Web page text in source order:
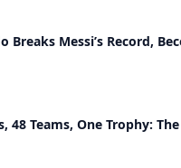
Breaks Messi’s Record,
48 Teams, One Trophy: